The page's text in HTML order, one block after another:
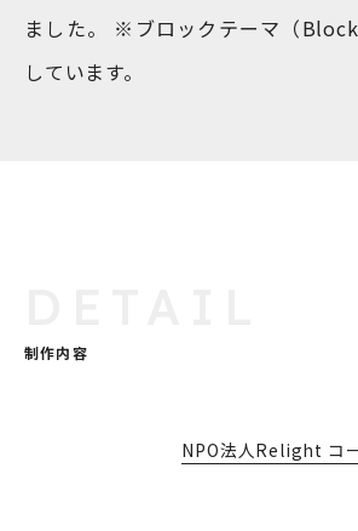
ました。 ※ブロックテーマ（
しています。
制作内容
NPO法人Relight コ